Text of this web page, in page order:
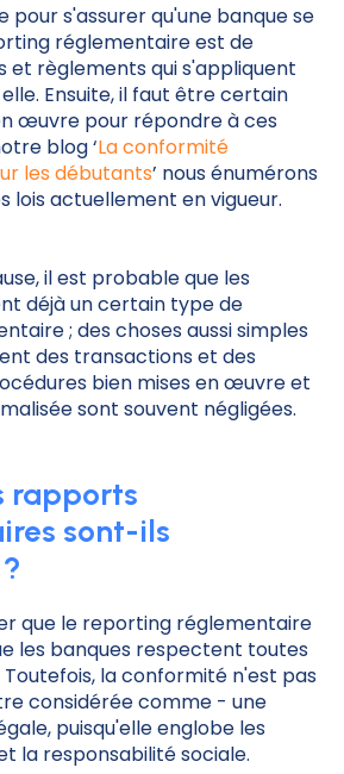
pour s'assurer qu'une banque se
réglementaire est de
et règlements qui s'appliquent
Ensuite, il faut être certain
œuvre pour répondre à ces
blog ‘La conformité
les débutants’ nous énumérons
lois actuellement en vigueur.
il est probable que les
déjà un certain type de
; des choses aussi simples
des transactions et des
bien mises en œuvre et
sont souvent négligées.
rapports
sont-ils
que le reporting réglementaire
les banques respectent toutes
Toutefois, la conformité n'est pas
considérée comme - une
puisqu'elle englobe les
la responsabilité sociale.